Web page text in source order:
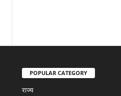
POPULAR CATEGORY
राज्य